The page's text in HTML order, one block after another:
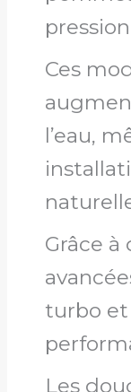
Ces
l’eau,
Grâce
turbo et
Les